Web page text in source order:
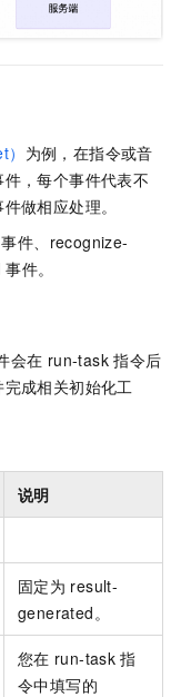
为例，在指令或音
，每个事件代表不
做相应处理。
事件、recognize-
事件。
会在 run-task 指令后
成相关初始化工
说明
固定为 result-
generated。
您在 run-task 指
令中填写的